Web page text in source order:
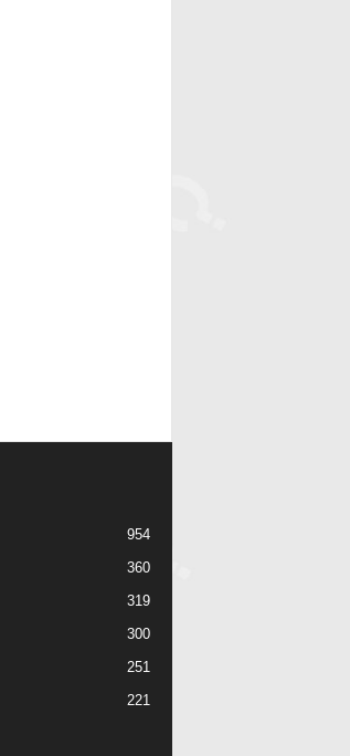
954
360
319
300
251
221